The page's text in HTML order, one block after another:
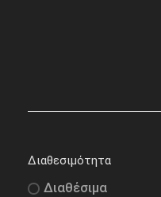
Διαθεσιμότητα
Διαθέσιμα